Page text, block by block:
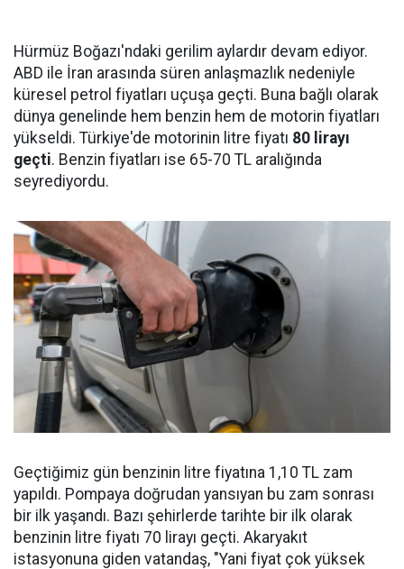
Hürmüz Boğazı'ndaki gerilim aylardır devam ediyor.
ABD ile İran arasında süren anlaşmazlık nedeniyle
küresel petrol fiyatları uçuşa geçti. Buna bağlı olarak
dünya genelinde hem benzin hem de motorin fiyatları
yükseldi. Türkiye'de motorinin litre fiyatı 80 lirayı
geçti. Benzin fiyatları ise 65-70 TL aralığında
seyrediyordu.
Geçtiğimiz gün benzinin litre fiyatına 1,10 TL zam
yapıldı. Pompaya doğrudan yansıyan bu zam sonrası
bir ilk yaşandı. Bazı şehirlerde tarihte bir ilk olarak
benzinin litre fiyatı 70 lirayı geçti. Akaryakıt
istasyonuna giden vatandaş, "Yani fiyat çok yüksek